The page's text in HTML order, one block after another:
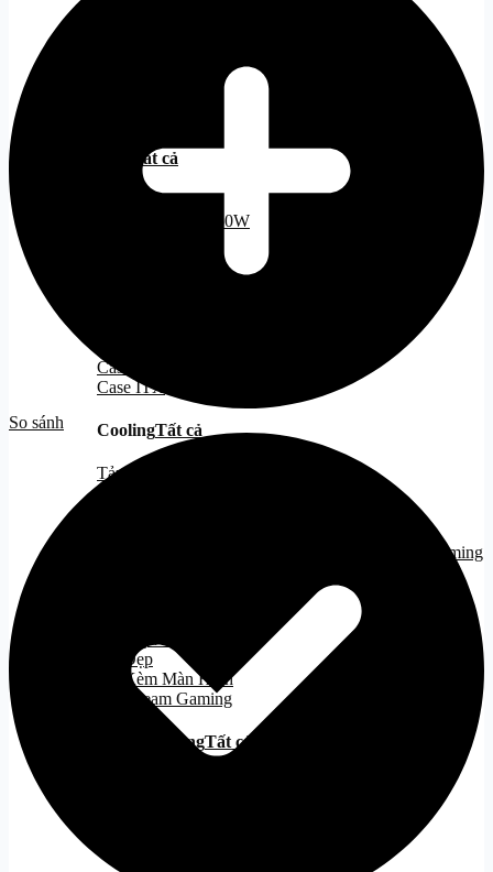
Tất cả
Nguồn 500W - 750W
Case MATX
Case ITX
CoolingTất cả
Tản Nhiệt Khí
PC Gaming
PC Đẹp
PC Kèm Màn Hình
PC Stream Gaming
PC văn phòngTất cả
Wireless
Black
số
So sánh